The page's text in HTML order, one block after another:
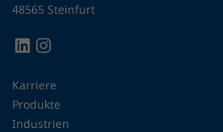
48565 Steinfurt
Karriere
Produkte
Industrien